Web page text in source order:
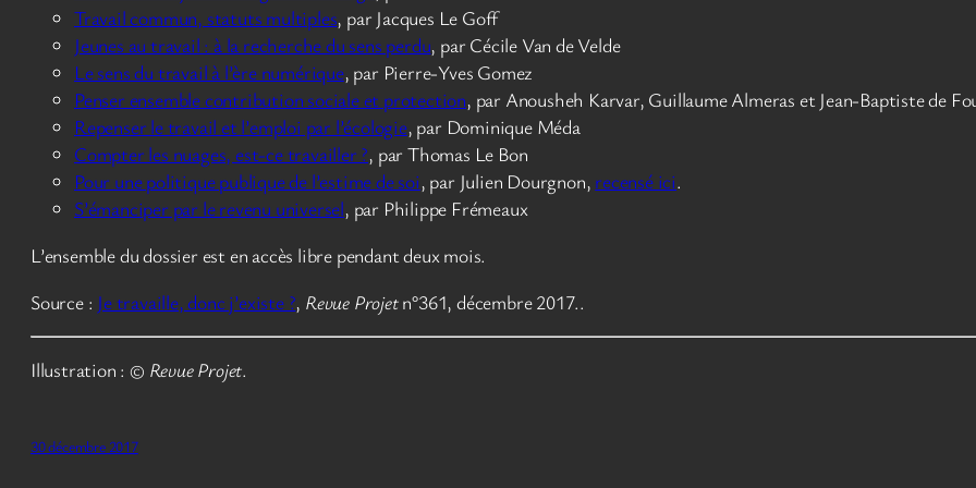
Travail commun, statuts multiples, par Jacques Le Goff
Jeunes au travail : à la recherche du sens perdu, par Cécile Van de Velde
Le sens du travail à l’ère numérique, par Pierre-Yves Gomez
Penser ensemble contribution sociale et protection, par Anousheh Karvar, Guillaume Almeras et Jean-Baptiste de
Repenser le travail et l’emploi par l’écologie, par Dominique Méda
Compter les nuages, est-ce travailler ?, par Thomas Le Bon
Pour une politique publique de l’estime de soi, par Julien Dourgnon, recensé ici.
S’émanciper par le revenu universel, par Philippe Frémeaux
L’ensemble du dossier est en accès libre pendant deux mois.
Source : Je travaille, donc j’existe ?, Revue Projetn°361, décembre 2017..
Illustration : © Revue Projet.
30 décembre 2017